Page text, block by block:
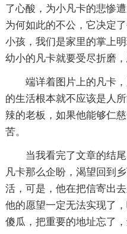
了心酸，为小凡卡的悲惨
为何如此的不公，它决定
小孩，我们是家里的掌上
幼小的凡卡就要受尽折磨，
端详着图片上的凡卡
的生活根本就不应该是人
辣的老板，如果他能够仁
苦。
当我看完了文章的结
凡卡那么企盼，渴望回到
活，可是，他在把信寄出
他的愿望一定无法实现了
傻瓜，把重要的地址忘了，